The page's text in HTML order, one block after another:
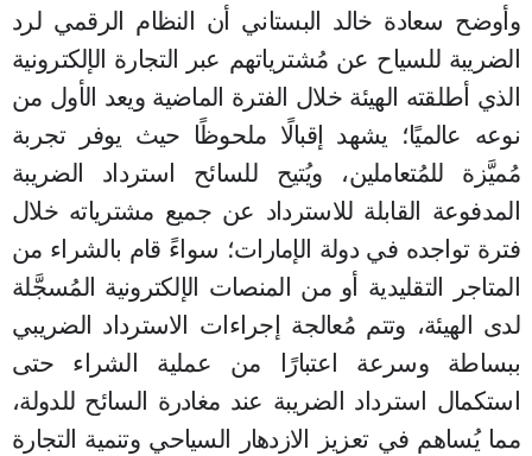
وأوضح سعادة خالد البستاني أن النظام الرقمي لرد
الضريبة للسياح عن مُشترياتهم عبر التجارة الإلكترونية
الذي أطلقته الهيئة خلال الفترة الماضية ويعد الأول من
نوعه عالميًا؛ يشهد إقبالًا ملحوظًا حيث يوفر تجربة
مُميَّزة للمُتعاملين، ويُتيح للسائح استرداد الضريبة
المدفوعة القابلة للاسترداد عن جميع مشترياته خلال
فترة تواجده في دولة الإمارات؛ سواءً قام بالشراء من
المتاجر التقليدية أو من المنصات الإلكترونية المُسجَّلة
لدى الهيئة، وتتم مُعالجة إجراءات الاسترداد الضريبي
ببساطة وسرعة اعتبارًا من عملية الشراء حتى
استكمال استرداد الضريبة عند مغادرة السائح للدولة،
مما يُساهم في تعزيز الازدهار السياحي وتنمية التجارة